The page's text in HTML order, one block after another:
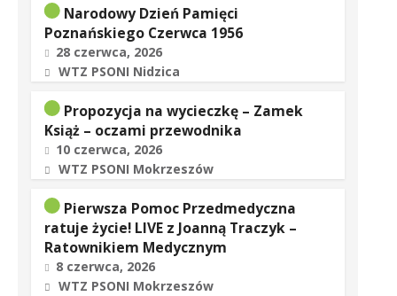
Narodowy Dzień Pamięci
Poznańskiego Czerwca 1956
28 czerwca, 2026
WTZ PSONI Nidzica
Propozycja na wycieczkę – Zamek
Książ – oczami przewodnika
10 czerwca, 2026
WTZ PSONI Mokrzeszów
Pierwsza Pomoc Przedmedyczna
ratuje życie! LIVE z Joanną Traczyk –
Ratownikiem Medycznym
8 czerwca, 2026
WTZ PSONI Mokrzeszów